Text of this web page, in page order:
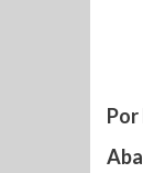
Por